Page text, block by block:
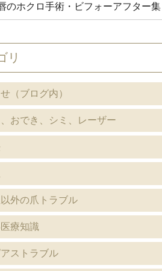
のホクロ手術・ビフォーアフター
リ
（ブログ内）
おでき、シミ、レーザー
外の爪トラブル
療知識
ストラブル